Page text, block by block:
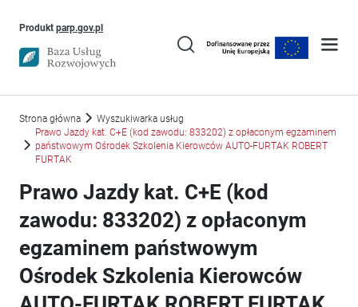
Produkt parp.gov.plUwaga, link otworzy się w nowym oknie
Strona główna
Wyszukiwarka usług
Prawo Jazdy kat. C+E (kod zawodu: 833202) z opłaconym egzaminem
państwowym Ośrodek Szkolenia Kierowców AUTO-FURTAK ROBERT
FURTAK
Prawo Jazdy kat. C+E (kod
zawodu: 833202) z opłaconym
egzaminem państwowym
Ośrodek Szkolenia Kierowców